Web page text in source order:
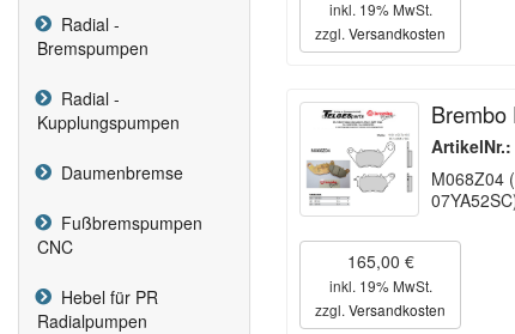
inkl. 19% MwSt.
zzgl. Versandkosten
Brembo
ArtikelNr.:
M068Z04
165,00 €
inkl. 19% MwSt.
zzgl. Versandkosten
Radial -
Bremspumpen
Radial -
Kupplungspumpen
Daumenbremse
Fußbremspumpen
CNC
Hebel für PR
Radialpumpen